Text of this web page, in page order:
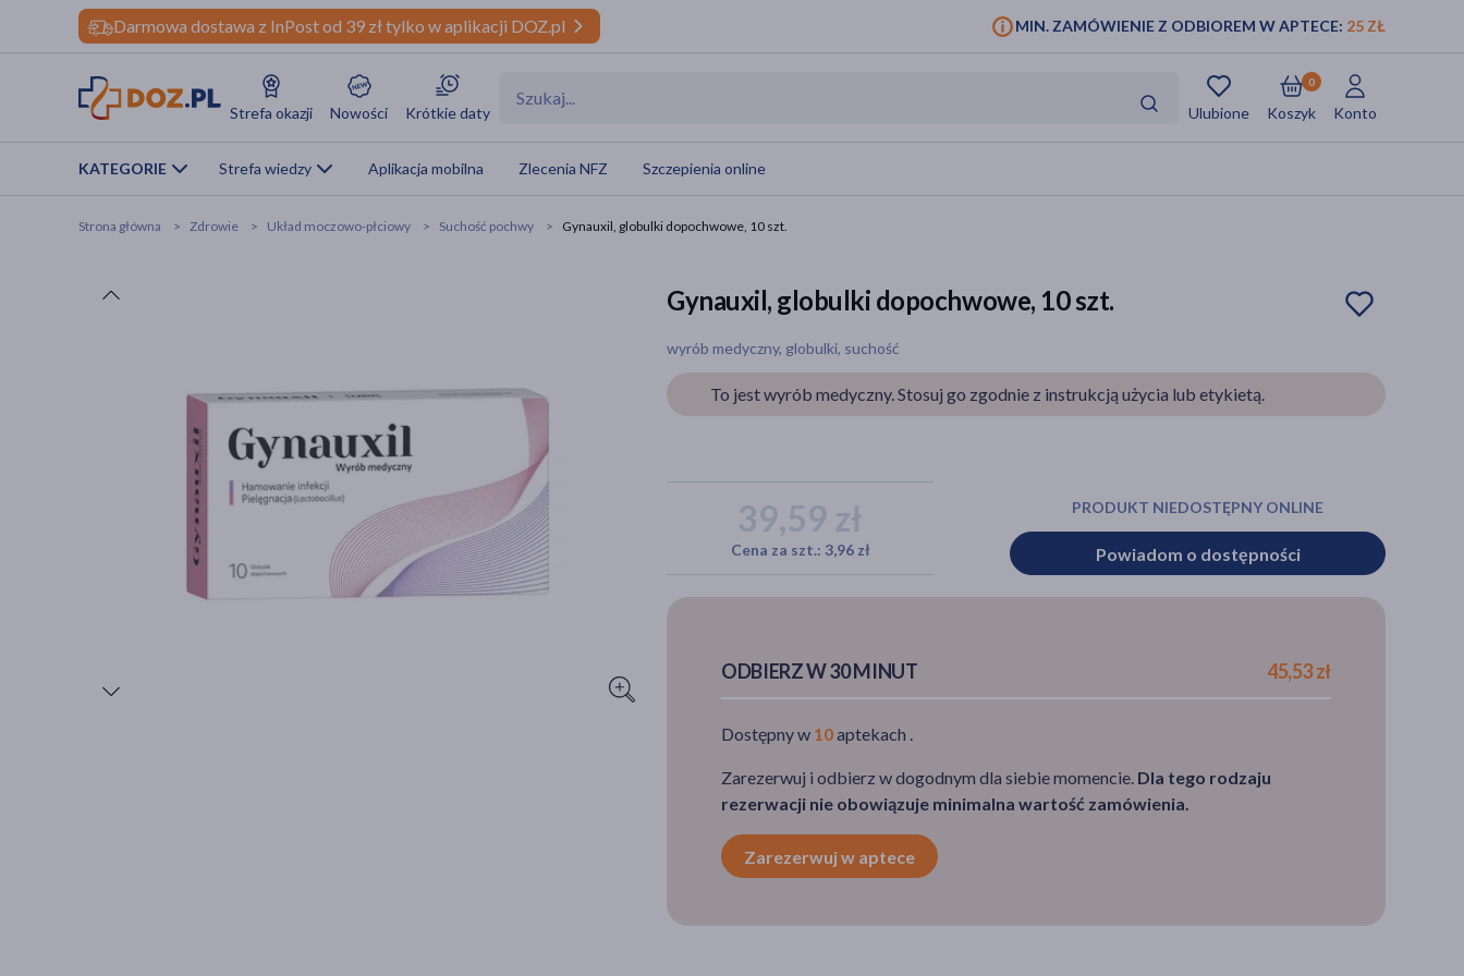
Darmowa dostawa z InPost od 39 zł tylko w aplikacji DOZ.pl MIN. ZAMÓWIENIE Z ODBIOREM W APTECE: 25 ZŁ
Strefa okazji Nowości Krótkie daty Ulubione Koszyk
0
Konto
KATEGORIE Strefa wiedzy Aplikacja mobilna Zlecenia NFZ Szczepienia online
Strona główna Zdrowie Układ moczowo-płciowy Suchość pochwy Gynauxil, globulki dopochwowe, 10 szt.
Gynauxil, globulki dopochwowe, 10 szt.
wyrób medyczny, globulki, suchość
To jest wyrób medyczny. Stosuj go zgodnie z instrukcją użycia lub etykietą.
39,59 zł
Cena za szt.: 3,96 zł
PRODUKT NIEDOSTĘPNY ONLINE
Powiadom o dostępności
ODBIERZ W 30 MINUT 45,53 zł
Dostępny w 10aptekach .
Zarezerwuj i odbierz w dogodnym dla siebie momencie. Dla tego rodzaju
rezerwacji nie obowiązuje minimalna wartość zamówienia.
Zarezerwuj w aptece